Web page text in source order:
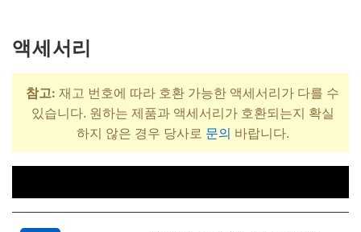
액세서리
참고: 재고 번호에 따라 호환 가능한 액세서리가 다를 수
있습니다. 원하는 제품과 액세서리가 호환되는지 확실
하지 않은 경우 당사로 문의 바랍니다.